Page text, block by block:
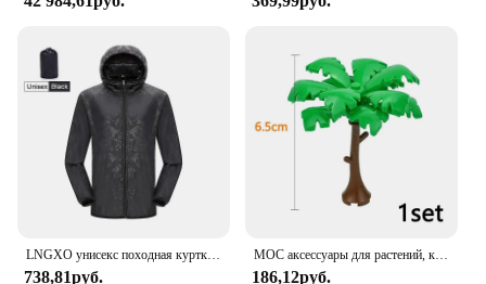
738,81руб.
MOC аксессуары для растений, кирпичи 3471 2435 6064 3778, городской дом, деревья, сосна, колючая кущ, зеленая трава, военные строительные кирпичи, игрушки
186,12руб.